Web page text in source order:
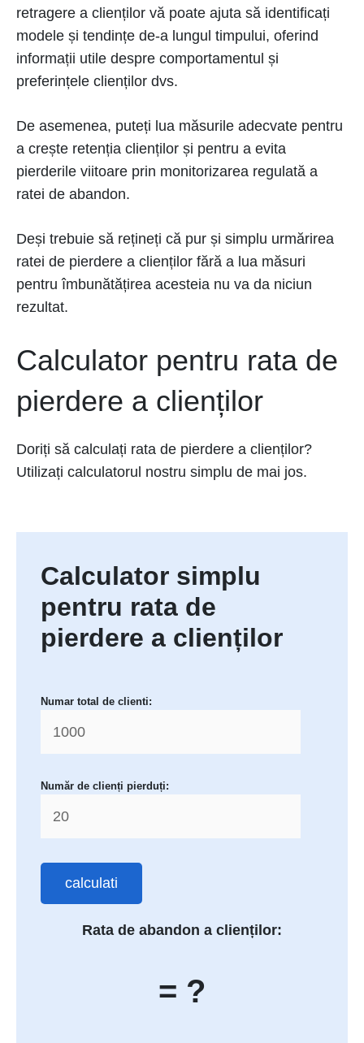
retragere a clienților vă poate ajuta să identificați
modele și tendințe de-a lungul timpului, oferind
informații utile despre comportamentul și
preferințele clienților dvs.
De asemenea, puteți lua măsurile adecvate pentru
a crește retenția clienților și pentru a evita
pierderile viitoare prin monitorizarea regulată a
ratei de abandon.
Deși trebuie să rețineți că pur și simplu urmărirea
ratei de pierdere a clienților fără a lua măsuri
pentru îmbunătățirea acesteia nu va da niciun
rezultat.
Calculator pentru rata de
pierdere a clienților
Doriți să calculați rata de pierdere a clienților?
Utilizați calculatorul nostru simplu de mai jos.
Calculator simplu
pentru rata de
pierdere a clienților
Numar total de clienti:
Număr de clienți pierduți:
calculati
Rata de abandon a clienților:
= ?